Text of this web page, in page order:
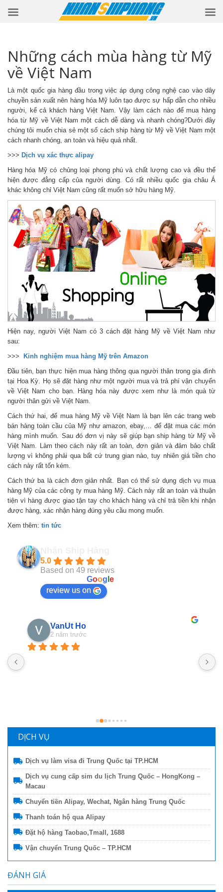
Những cách mùa hàng từ Mỹ
về Việt Nam
Là một quốc gia hàng đầu trong việc áp dụng công nghệ cao vào dây
chuyền sản xuất nên hàng hóa Mỹ luôn tạo được sự hấp dẫn cho nhiều
người, kể cả khách hàng Việt Nam. Vậy làm cách nào để mua hàng
hóa từ Mỹ về Việt Nam một cách dễ dàng và nhanh chóng?Dưới đây
chúng tôi muốn chia sẻ một số cách ship hàng từ Mỹ về Việt Nam một
cách nhanh chóng, an toàn và hiệu quả nhất.
>>> Dịch vụ xác thực alipay
Hàng hóa Mỹ có chủng loại phong phú và chất lượng cao và đều thể
hiện được đẳng cấp của người dùng. Có rất nhiều quốc gia châu Á
khác không chỉ Việt Nam cũng rất muốn sở hữu hàng Mỹ.
Hiện nay, người Việt Nam có 3 cách đặt hàng Mỹ về Việt Nam như
sau:
>>>
Kinh nghiệm mua hàng Mỹ trên Amazon
Đầu tiên, bạn thực hiện mua hàng thông qua người thân trong gia đình
tại Hoa Kỳ. Họ sẽ đặt hàng như một người mua và trả phí vận chuyển
về Việt Nam cho bạn. Hàng hóa này được xem như là món quà từ
người thân gửi về Việt Nam.
Cách thứ hai, để mua hàng Mỹ về Việt Nam là bạn lên các trang web
bán hàng toàn cầu của Mỹ như amazon, ebay,… để đặt mua các món
hàng mình muốn. Sau đó đơn vị này sẽ giúp bạn ship hàng từ Mỹ về
Việt Nam. Làm theo cách này rất an toàn, đơn giản và đảm bảo chất
lượng vì không phải qua bất cứ trung gian nào, tuy nhiên giá tiền cho
cách này rất tốn kém.
Cách thứ ba là cách đơn giản nhất. Bạn có thể sử dụng dịch vụ mua
hàng Mỹ của các công ty mua hàng Mỹ. Cách này rất an toàn và thuận
tiện vì hàng được giao tận tay cho khách hàng và chỉ trả tiền khi nhận
được hàng, xác nhận hàng đúng yêu cầu mong muốn.
Xem thêm: tin tức
5.0
Based on 49 reviews
Goog e
review us on
VanUt Ho
2 năm trước
DỊCH VỤ
Dịch vụ làm visa đi Trung Quốc tại TP.HCM
Dịch vụ cung cấp sim du lịch Trung Quốc – HongKong –
Macau
Chuyển tiền Alipay, Wechat, Ngân hàng Trung Quốc
Thanh toán hộ qua Alipay
Đặt hộ hàng Taobao,Tmall, 1688
Vận chuyển Trung Quốc – TP.HCM
ĐÁNH GIÁ